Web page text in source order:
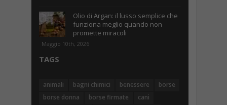
Olio di Argan: il lusso semplice che
funziona meglio quando non
promette miracoli
Maggio 10th, 2026
TAGS
animali bagni chimici benessere
borse
borse donna
borse firmate
cani